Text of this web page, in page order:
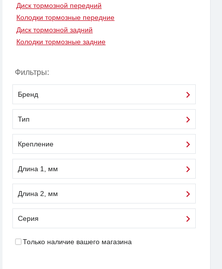
Диск тормозной передний
Колодки тормозные передние
Диск тормозной задний
Колодки тормозные задние
Фильтры:
Бренд
Тип
Крепление
Длина 1, мм
Длина 2, мм
Серия
Только наличие вашего магазина